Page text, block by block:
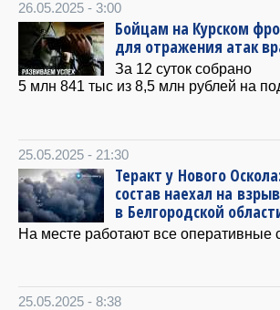
26.05.2025 - 3:00
Бойцам на Курском
для отражения атак
За 12 суток собрано
5 млн 841 тыс из 8,5 млн рублей на
25.05.2025 - 21:30
Теракт у Нового
состав наехал на
в Белгородской
На месте работают все оперативные
25.05.2025 - 8:38